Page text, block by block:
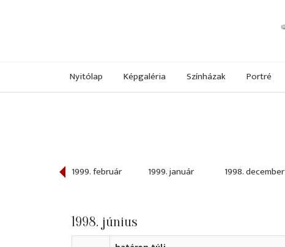
Nyitólap Képgaléria Színházak Portré
1999. február 1999. január 1998. december
1998. június